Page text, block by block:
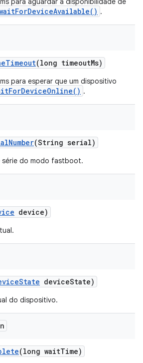
.
Timeout(long timeoutMs)
para esperar que um dispositivo
.
Number(String serial)
série do modo fastboot.
device)
State deviceState)
do dispositivo.
(long waitTime)